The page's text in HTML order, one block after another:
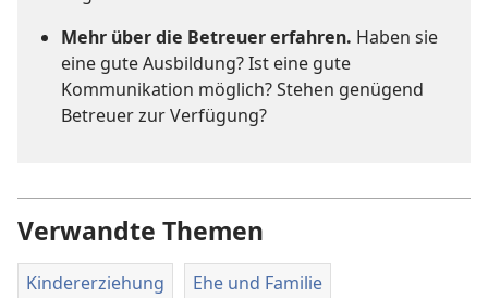
Mehr über die Betreuer erfahren. Haben sie
eine gute Ausbildung? Ist eine gute
Kommunikation möglich? Stehen genügend
Betreuer zur Verfügung?
Verwandte Themen
Kindererziehung Ehe und Familie